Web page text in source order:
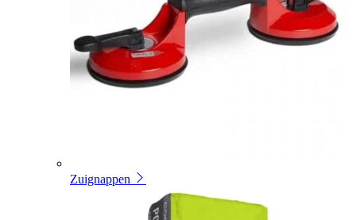
Zuignappen